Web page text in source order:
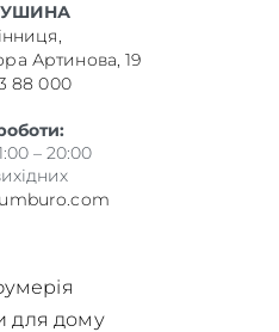
Артинова, 19
88 000
– 20:00
для дому